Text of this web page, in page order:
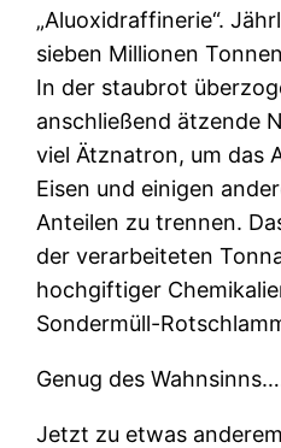
„Aluoxidraffinerie“.
sieben Millionen
In der staubrot
anschließend ätzende
viel Ätznatron, um das
Eisen und einigen
Anteilen zu trennen.
der verarbeiteten
hochgiftiger
Sondermüll-
Genug des
Jetzt zu etwas